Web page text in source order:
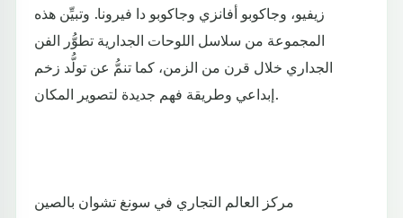
زيفيو، وجاكوبو أفانزي وجاكوبو دا فيرونا. وتبيِّن هذه
المجموعة من سلاسل اللوحات الجدارية تطوُّر الفن
الجداري خلال قرن من الزمن، كما تنمُّ عن تولُّد زخم
إبداعي وطريقة فهم جديدة لتصوير المكان.
مركز العالم التجاري في سونغ تشوان بالصين